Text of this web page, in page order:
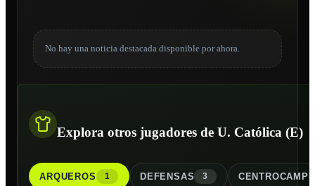
No hay una noticia destacada disponible por ahora.
Explora otros jugadores de U. Católica (E)
ARQUEROS 1 DEFENSAS 3